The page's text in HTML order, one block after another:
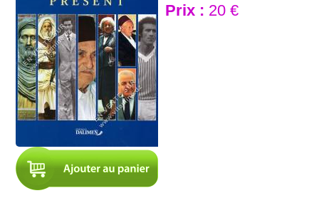
Prix : 20 €